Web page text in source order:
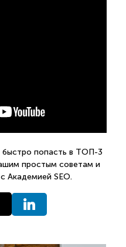
быстро попасть в ТОП-3
простым советам и
Академией SEO.